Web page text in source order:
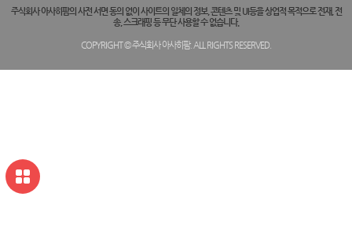
주식회사 아사히팜의 사전 서면 동의 없이 사이트의 일체의 정보, 콘텐츠 및 UI등을 상업적 목적으로 전재, 전
송, 스크래핑 등 무단 사용할 수 없습니다.
COPYRIGHT © 주식회사 아사히팜. ALL RIGHTS RESERVED.